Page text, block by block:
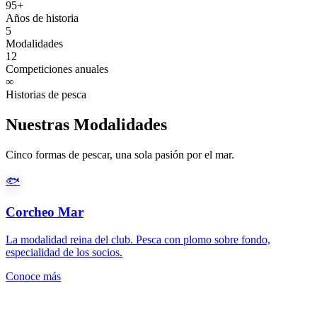
95+
Años de historia
5
Modalidades
12
Competiciones anuales
∞
Historias de pesca
Nuestras Modalidades
Cinco formas de pescar, una sola pasión por el mar.
🐟
Corcheo Mar
La modalidad reina del club. Pesca con plomo sobre fondo,
especialidad de los socios.
Conoce más